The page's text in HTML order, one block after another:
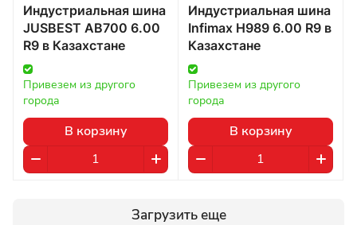
Индустриальная шина
JUSBEST AB700 6.00
R9 в Казахстане
Привезем из другого
города
В корзину
Индустриальная шина
Infimax H989 6.00 R9 в
Казахстане
Привезем из другого
города
В корзину
Загрузить еще